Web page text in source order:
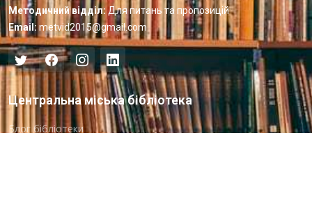
Методичний відділ: Для питань та пропозицій
Email: metvid2015@gmail.com
Центральна міська бібліотека
Блог бібліотеки